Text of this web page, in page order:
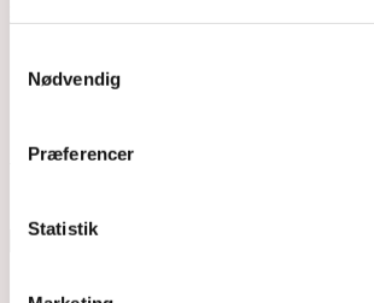
Nødvendig
Præferencer
Statistik
Skriv et svar
Din e-mailadresse vil ikke blive publiceret.
felter er markeret med